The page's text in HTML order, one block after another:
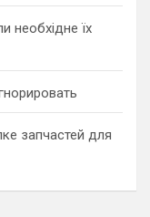
необхідне їх
запчастей для